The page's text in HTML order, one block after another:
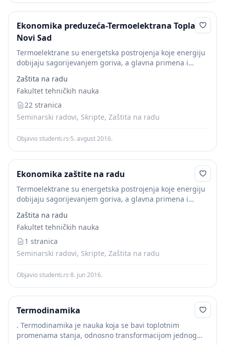
Ekonomika preduzeća-Termoelektrana Toplana
Novi Sad
Termoelektrane su energetska postrojenja koje energiju
dobijaju sagorijevanjem goriva, a glavna primena i
koja će pokretati turbinu, a potom i generator električne
energije. Osnovna...
Zaštita na radu
Fakultet tehničkih nauka
22 stranica
Seminarski radovi, Skripte, Zaštita na radu
Objavio studenti.rs·5. avgust 2016.
Ekonomika zaštite na radu
Termoelektrane su energetska postrojenja koje energiju
dobijaju sagorijevanjem goriva, a glavna primena i
koja će pokretati turbinu, a potom i generator električne
energije. Osnovna...
Zaštita na radu
Fakultet tehničkih nauka
1 stranica
Seminarski radovi, Skripte, Zaštita na radu
Objavio studenti.rs·8. jun 2016.
Termodinamika
. Termodinamika je nauka koja se bavi toplotnim
promenama stanja, odnosno transformacijom jednog